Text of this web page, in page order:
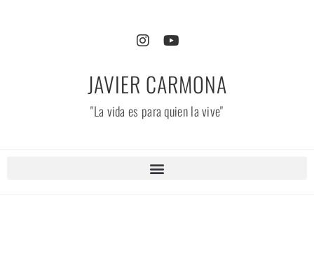
JAVIER CARMONA
"La vida es para quien la vive"